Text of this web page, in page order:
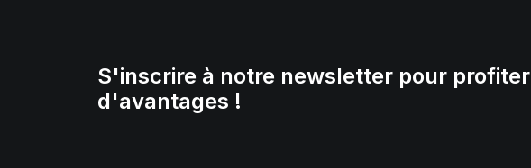
S'inscrire à notre newsletter pour profiter
d'avantages !